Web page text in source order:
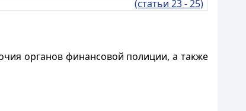
(статьи 23 - 25)
органов финансовой полиции, а также